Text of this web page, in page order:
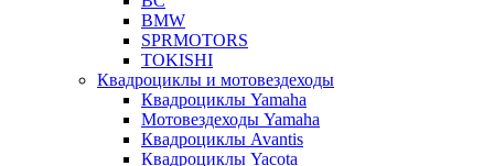
BMW
SPRMOTORS
TOKISHI
Квадроциклы и мотовездеходы
Квадроциклы Yamaha
Мотовездеходы Yamaha
Квадроциклы Avantis
Квадроциклы Yacota